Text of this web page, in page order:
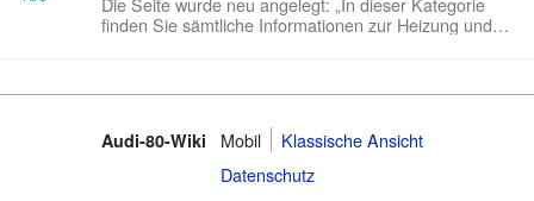
finden Sie sämtliche Informationen zur Heizung und
Audi-80-Wiki Mobil
Klassische Ansicht
Datenschutz